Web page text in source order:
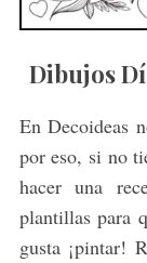
Dibujos
En Decoideas
por eso, si no
hacer una
plantillas para
gusta ¡pintar!